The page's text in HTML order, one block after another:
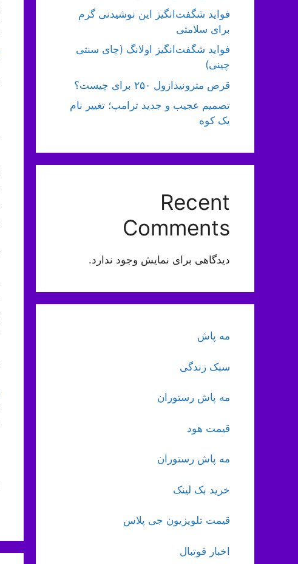
فواید شگفت‌انگیز این نوشیدنی گرم
برای سلامتی
فواید شگفت‌انگیز اولانگ (چای سنتی
چینی)
قرص مترونیدازول ۲۵۰ برای چیست؟
تصمیم عجیب و جدید ترامپ؛ تغییر نام
یک کوه
Recent
Comments
دیدگاهی برای نمایش وجود ندارد.
مه پاش
سبک زندگی
مه پاش رستوران
قیمت هود
مه پاش رستوران
خرید بک لینک
قیمت تلویزیون جی پلاس
اخبار فوتبال